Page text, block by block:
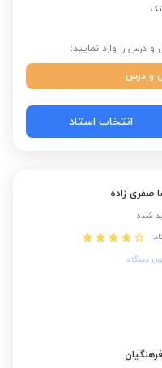
درس را وارد نمایید:
و درس
انتخاب استاد
صفری زاده
شده
دیدگاه